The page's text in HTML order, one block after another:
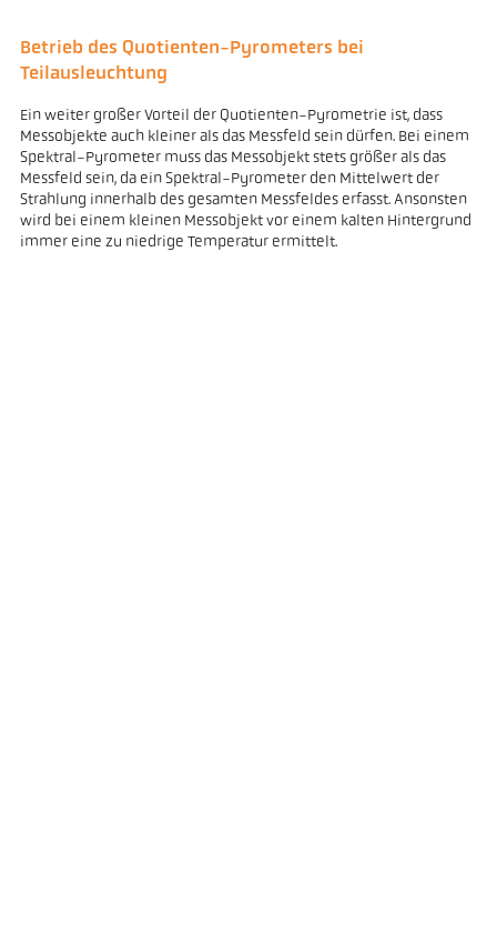
Betrieb des Quotienten-Pyrometers bei
Teilausleuchtung
Ein weiter großer Vorteil der Quotienten-Pyrometrie ist, dass
Messobjekte auch kleiner als das Messfeld sein dürfen. Bei einem
Spektral-Pyrometer muss das Messobjekt stets größer als das
Messfeld sein, da ein Spektral-Pyrometer den Mittelwert der
Strahlung innerhalb des gesamten Messfeldes erfasst. Ansonsten
wird bei einem kleinen Messobjekt vor einem kalten Hintergrund
immer eine zu niedrige Temperatur ermittelt.